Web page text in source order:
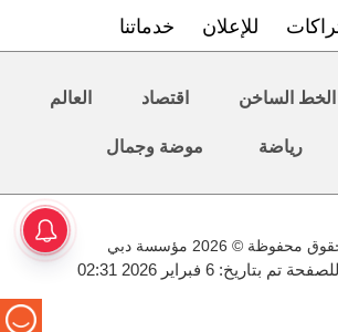
للإعلان خدماتنا
الخط الساخن اقتصاد العالم
رياضة موضة وجمال
محفوظة © 2026 مؤسسة دبي
بتاريخ: 6 فبراير 2026 02:31